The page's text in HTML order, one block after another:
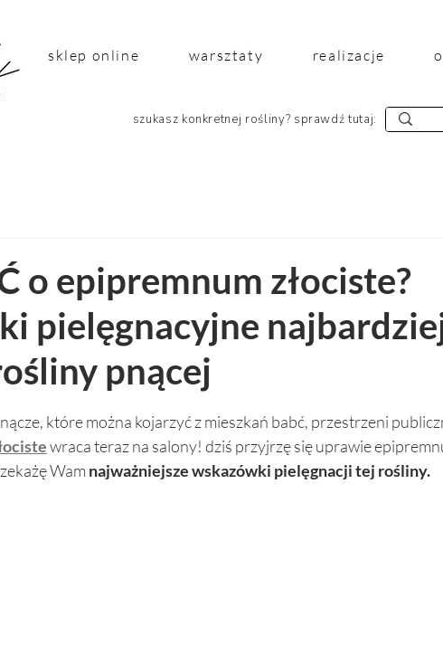
sklep online warsztaty realizacje
szukasz konkretnej rośliny? sprawdź tutaj:
o epipremnum złociste?
pielęgnacyjne
pnącej
gwiazdek.
które można kojarzyć z mieszkań babć, przestrzeni
wraca teraz na salony! dziś przyjrzę się uprawie
Wam najważniejsze wskazówki pielęgnacji tej rośliny.